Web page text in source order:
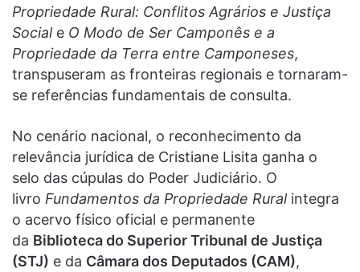
Propriedade Rural: Conflitos Agrários e Justiça
Sociale O Modo de Ser Camponês e a
Propriedade da Terra entre Camponeses,
transpuseram as fronteiras regionais e tornaram-
se referências fundamentais de consulta.
No cenário nacional, o reconhecimento da
relevância jurídica de Cristiane Lisita ganha o
selo das cúpulas do Poder Judiciário. O
livro Fundamentos da Propriedade Ruralintegra
o acervo físico oficial e permanente
da Biblioteca do Superior Tribunal de Justiça
(STJ) e da Câmara dos Deputados (CAM),